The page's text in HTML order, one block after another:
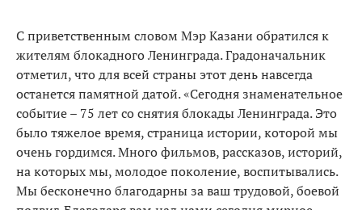
С приветственным словом Мэр Казани обратился к
жителям блокадного Ленинграда. Градоначальник
отметил, что для всей страны этот день навсегда
останется памятной датой. «Сегодня знаменательное
событие – 75 лет со снятия блокады Ленинграда. Это
было тяжелое время, страница истории, которой мы
очень гордимся. Много фильмов, рассказов, историй,
на которых мы, молодое поколение, воспитывались.
Мы бесконечно благодарны за ваш трудовой, боевой